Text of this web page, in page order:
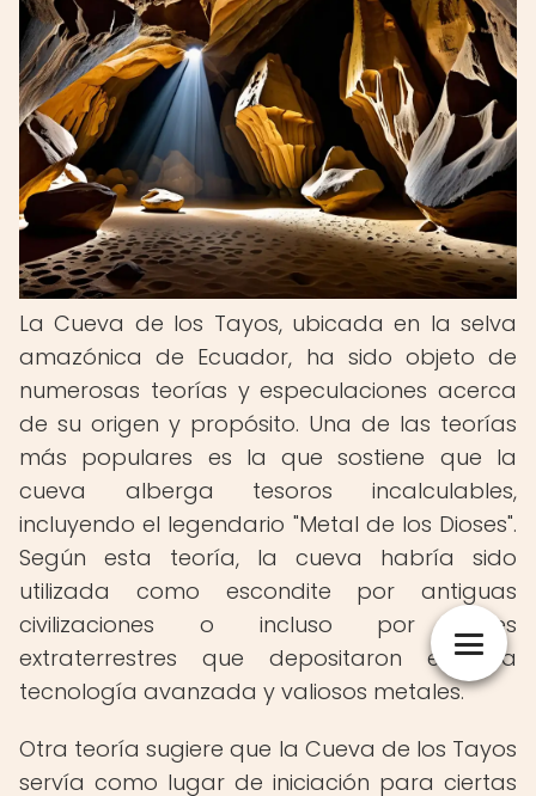
La Cueva de los Tayos, ubicada en la selva
amazónica de Ecuador, ha sido objeto de
numerosas teorías y especulaciones acerca
de su origen y propósito. Una de las teorías
más populares es la que sostiene que la
cueva alberga tesoros incalculables,
incluyendo el legendario "Metal de los Dioses".
Según esta teoría, la cueva habría sido
utilizada como escondite por antiguas
civilizaciones o incluso por seres
extraterrestres que depositaron en ella
tecnología avanzada y valiosos metales.
Otra teoría sugiere que la Cueva de los Tayos
servía como lugar de iniciación para ciertas